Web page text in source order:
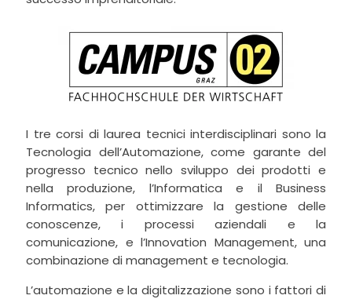
I tre corsi di laurea tecnici interdisciplinari sono la
Tecnologia dell’Automazione, come garante del
progresso tecnico nello sviluppo dei prodotti e
nella produzione, l’Informatica e il Business
Informatics, per ottimizzare la gestione delle
conoscenze, i processi aziendali e la
comunicazione, e l’Innovation Management, una
combinazione di management e tecnologia.
L’automazione e la digitalizzazione sono i fattori di